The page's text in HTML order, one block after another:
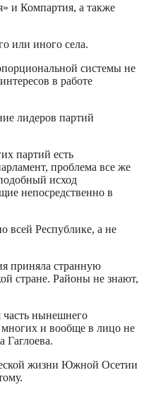
и Компартия, а также
или иного села.
системы не
в работе
лидеров партий
партий есть
проблема все же
исход
непосредственно в
всей Республике, а не
приняла странную
стране. Районы не знают,
часть нынешнего
многих и вообще в лицо не
Гаглоева.
жизни Южной Осетии